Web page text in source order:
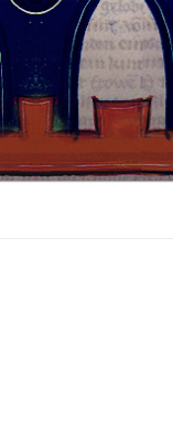
Zum
springen